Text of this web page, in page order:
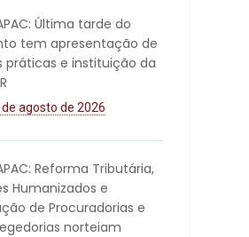
Última tarde do
tem apresentação de
práticas e instituição da
de agosto de 2026
Reforma Tributária,
Humanizados e
de Procuradorias e
norteiam